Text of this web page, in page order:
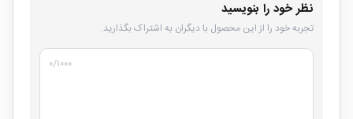
نظر خود را بنویسید
تجربه خود را از این محصول با دیگران به اشتراک بگذارید.
۰/۱۰۰۰